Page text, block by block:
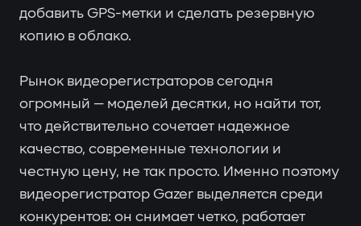
добавить GPS-метки и сделать резервную
копию в облако.
Рынок видеорегистраторов сегодня
огромный — моделей десятки, но найти тот,
что действительно сочетает надежное
качество, современные технологии и
честную цену, не так просто. Именно поэтому
видеорегистратор Gazer выделяется среди
конкурентов: он снимает четко, работает